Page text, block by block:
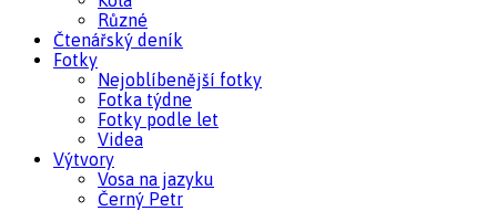
Různé
Čtenářský deník
Fotky
Nejoblíbenější fotky
Fotka týdne
Fotky podle let
Videa
Výtvory
Vosa na jazyku
Černý Petr